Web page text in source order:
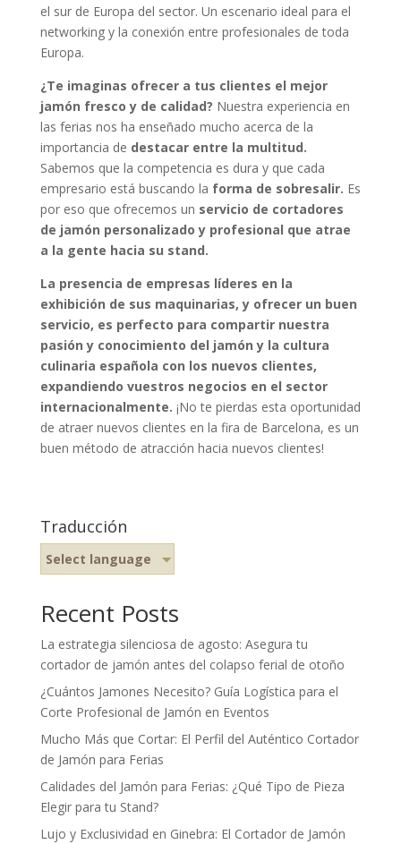
el sur de Europa del sector. Un escenario ideal para el
networking y la conexión entre profesionales de toda
Europa.
¿Te imaginas ofrecer a tus clientes el mejor
jamón fresco y de calidad? Nuestra experiencia en
las ferias nos ha enseñado mucho acerca de la
importancia de destacar entre la multitud.
Sabemos que la competencia es dura y que cada
empresario está buscando la forma de sobresalir. Es
por eso que ofrecemos un servicio de cortadores
de jamón personalizado y profesional que atrae
a la gente hacia su stand.
La presencia de empresas líderes en la
exhibición de sus maquinarias, y ofrecer un buen
servicio, es perfecto para compartir nuestra
pasión y conocimiento del jamón y la cultura
culinaria española con los nuevos clientes,
expandiendo vuestros negocios en el sector
internacionalmente. ¡No te pierdas esta oportunidad
de atraer nuevos clientes en la fira de Barcelona, es un
buen método de atracción hacia nuevos clientes!
Traducción
Select language
Recent Posts
La estrategia silenciosa de agosto: Asegura tu
cortador de jamón antes del colapso ferial de otoño
¿Cuántos Jamones Necesito? Guía Logística para el
Corte Profesional de Jamón en Eventos
Mucho Más que Cortar: El Perfil del Auténtico Cortador
de Jamón para Ferias
Calidades del Jamón para Ferias: ¿Qué Tipo de Pieza
Elegir para tu Stand?
Lujo y Exclusividad en Ginebra: El Cortador de Jamón